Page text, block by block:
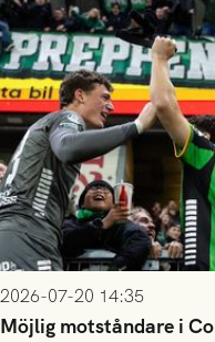
2026-07-20 14:35
Möjlig motståndare i